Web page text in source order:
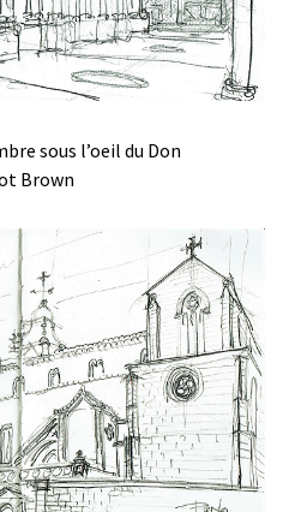
sous l’oeil du Don
Brown